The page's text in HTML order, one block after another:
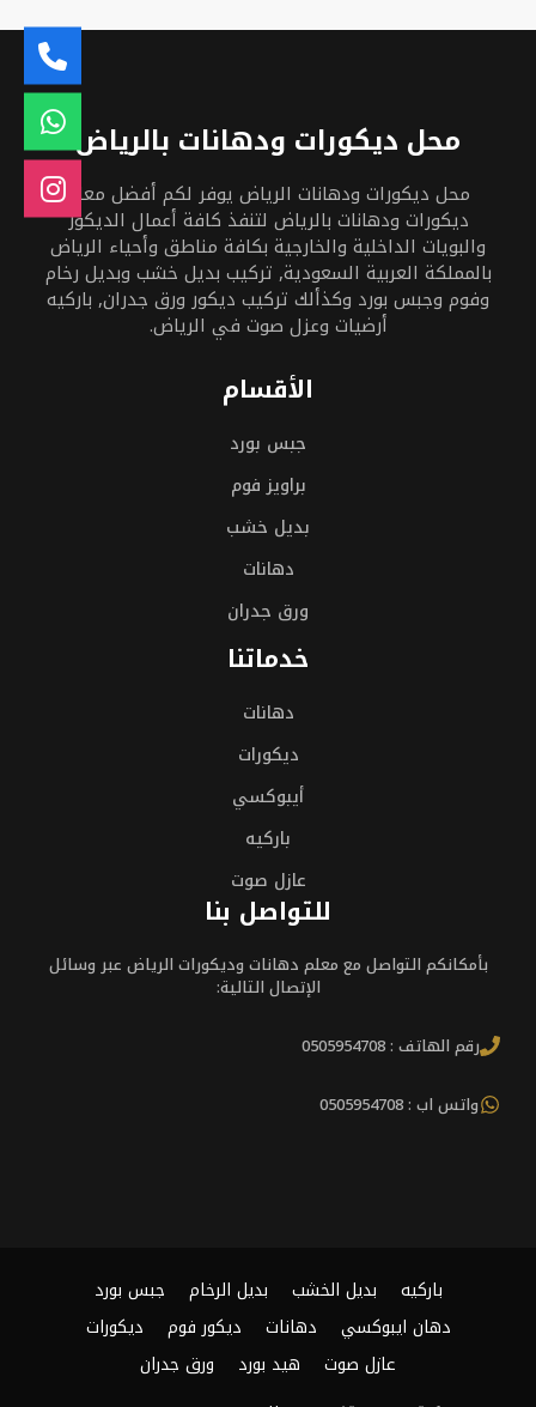
محل ديكورات ودهانات بالرياض
محل ديكورات ودهانات الرياض يوفر لكم أفضل معلم
ديكورات ودهانات بالرياض لتنفذ كافة أعمال الديكور
والبويات الداخلية والخارجية بكافة مناطق وأحياء الرياض
بالمملكة العربية السعودية, تركيب بديل خشب وبديل رخام
وفوم وجبس بورد وكذألك تركيب ديكور ورق جدران, باركيه
أرضيات وعزل صوت في الرياض.
الأقسام
جبس بورد
براويز فوم
بديل خشب
دهانات
ورق جدران
خدماتنا
دهانات
ديكورات
أيبوكسي
باركيه
عازل صوت
للتواصل بنا
بأمكانكم التواصل مع معلم دهانات وديكورات الرياض عبر وسائل
الإتصال التالية:
رقم الهاتف : 0505954708
واتس اب : 0505954708
باركيه بديل الخشب بديل الرخام
جبس بورد
دهان ايبوكسي
دهانات ديكور فوم
ديكورات
عازل صوت
هيد بورد
ورق جدران